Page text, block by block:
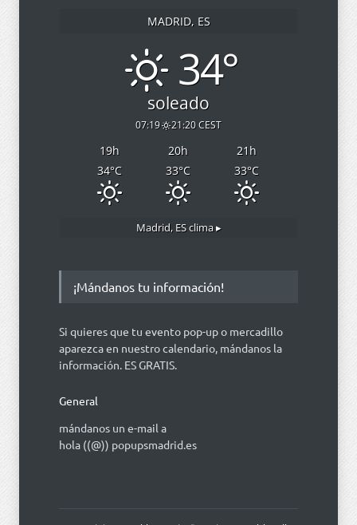
MADRID, ES
34°
soleado
07:19 21:20 CEST
19h 20h 21h
34°C 33°C 33°C
Madrid, ESclima ▸
¡Mándanos tu información!
Si quieres que tu evento pop-up o mercadillo
aparezca en nuestro calendario, mándanos la
información. ES GRATIS.
General
mándanos un e-mail a
hola ((@)) popupsmadrid.es